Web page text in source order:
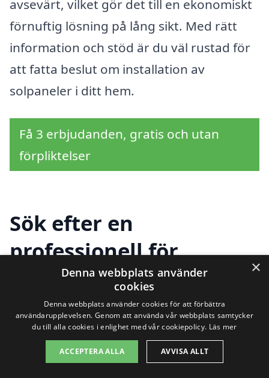
avsevärt, vilket gör det till en ekonomiskt
förnuftig lösning på lång sikt. Med rätt
information och stöd är du väl rustad för
att fatta beslut om installation av
solpaneler i ditt hem.
Få 3 erbjudanden, gratis och utan
förpliktelser
Sök efter en
professionell för
solpaneler i andra
städer nära Alvik
Att hitta hjälp med installation av
×
Denna webbplats använder
cookies
Denna webbplats använder cookies för att förbättra
användarupplevelsen. Genom att använda vår webbplats samtycker
du till alla cookies i enlighet med vår cookiepolicy. Läs mer
ACCEPTERA ALLA AVVISA ALLT